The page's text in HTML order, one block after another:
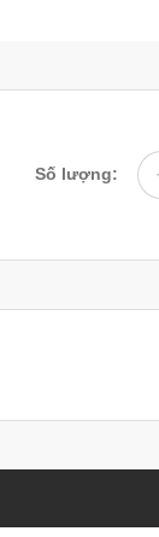
Số lượng: